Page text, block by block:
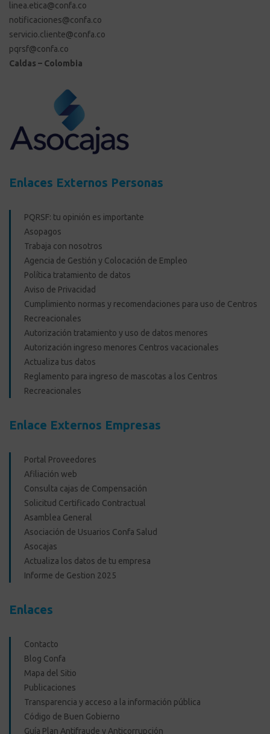
linea.etica@confa.co
notificaciones@confa.co
servicio.cliente@confa.co
pqrsf@confa.co
Caldas – Colombia
Enlaces Externos Personas
PQRSF: tu opinión es importante
Asopagos
Trabaja con nosotros
Agencia de Gestión y Colocación de Empleo
Política tratamiento de datos
Aviso de Privacidad
Cumplimiento normas y recomendaciones para uso de Centros
Recreacionales
Autorización tratamiento y uso de datos menores
Autorización ingreso menores Centros vacacionales
Actualiza tus datos
Reglamento para ingreso de mascotas a los Centros
Recreacionales
Enlace Externos Empresas
Portal Proveedores
Afiliación web
Consulta cajas de Compensación
Solicitud Certificado Contractual
Asamblea General
Asociación de Usuarios Confa Salud
Asocajas
Actualiza los datos de tu empresa
Informe de Gestion 2025
Enlaces
Contacto
Blog Confa
Mapa del Sitio
Publicaciones
Transparencia y acceso a la información pública
Código de Buen Gobierno
Guía Plan Antifraude y Anticorrupción